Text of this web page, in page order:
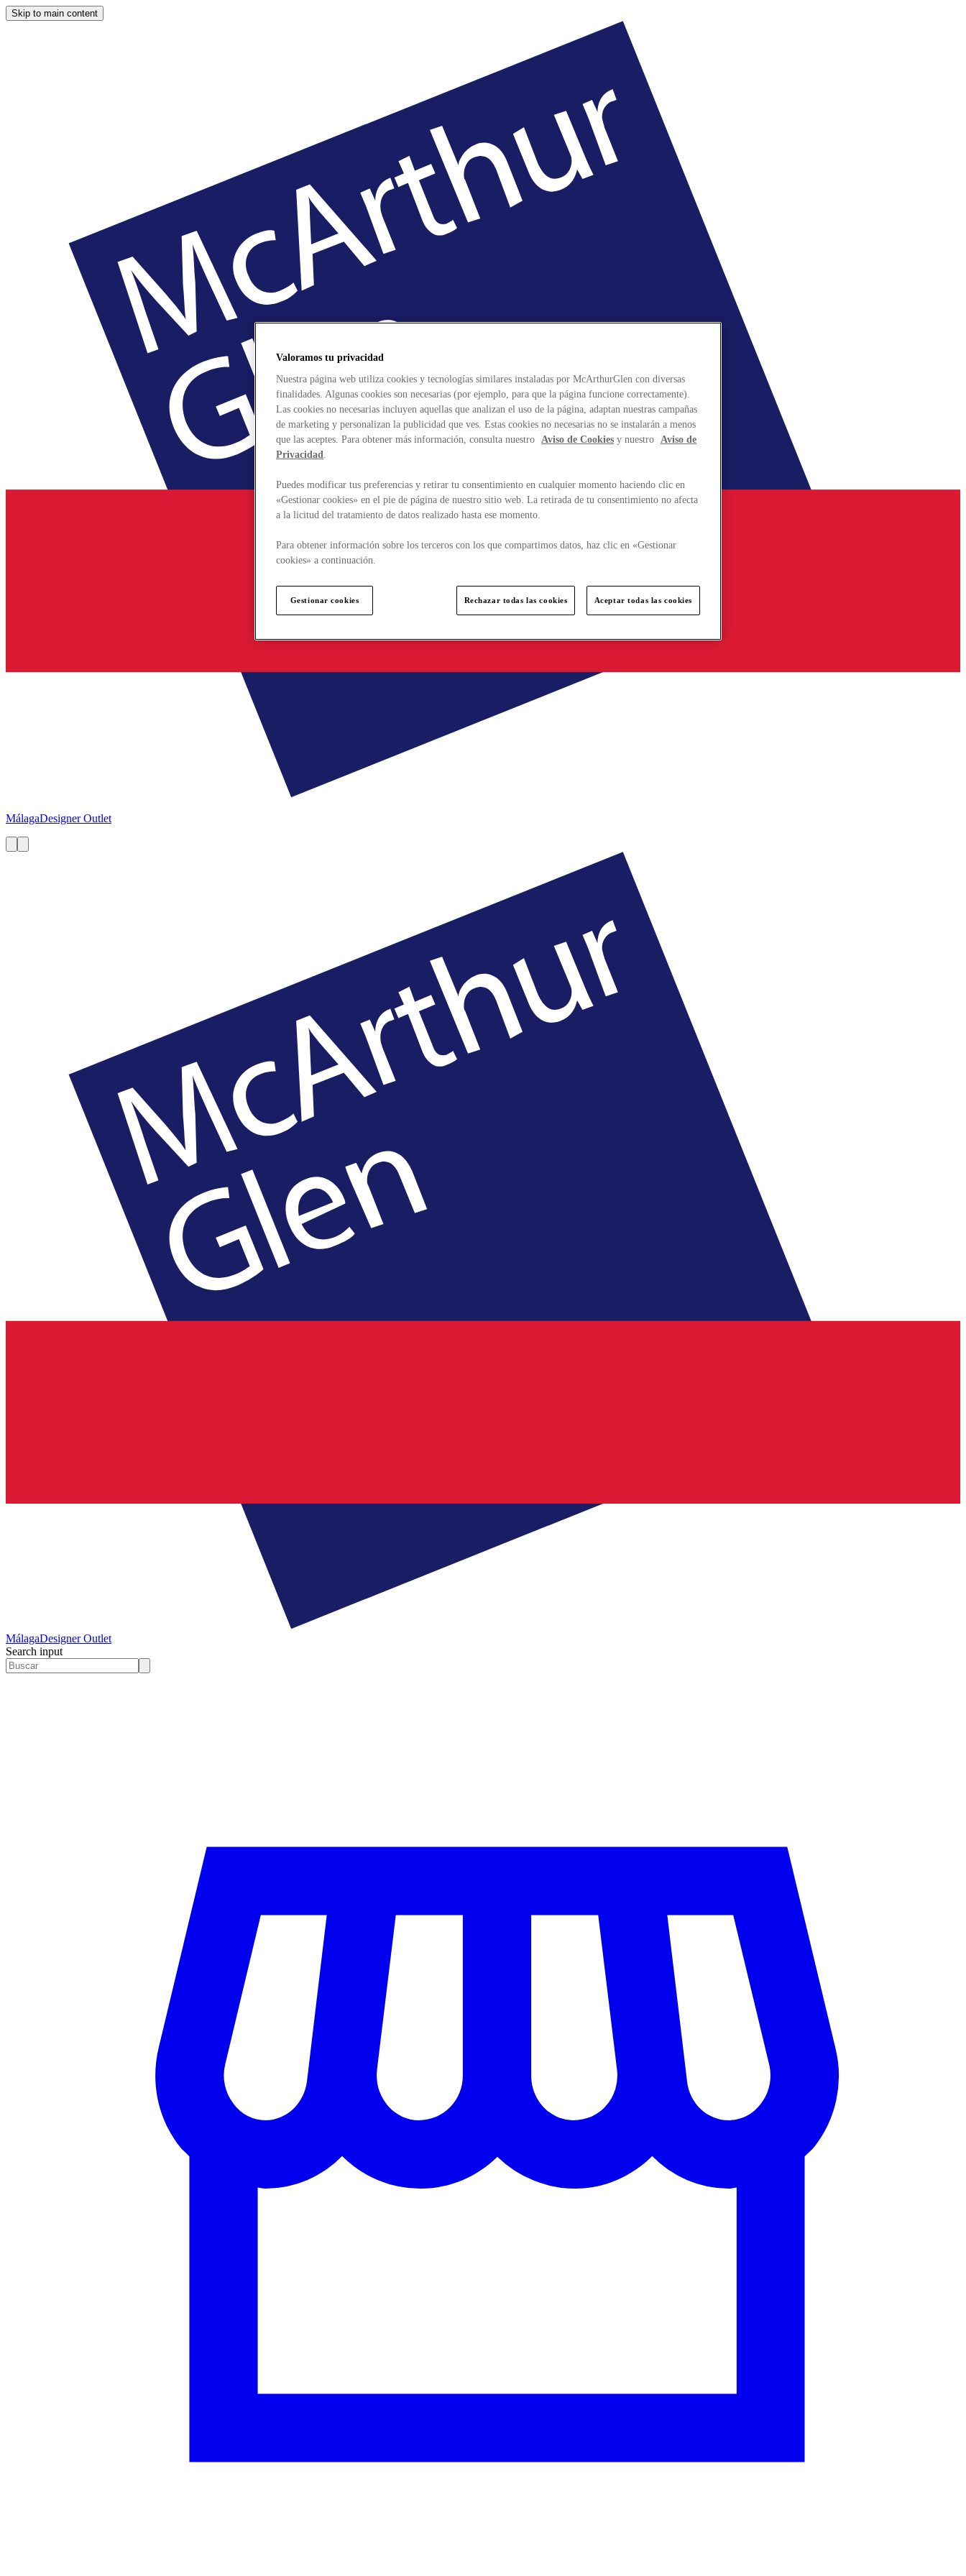
Skip to main content
MálagaDesigner Outlet
MálagaDesigner Outlet
Search input
Valoramos tu privacidad
Nuestra página web utiliza cookies y tecnologías similares instaladas por McArthurGlen con diversas
finalidades. Algunas cookies son necesarias (por ejemplo, para que la página funcione correctamente).
Las cookies no necesarias incluyen aquellas que analizan el uso de la página, adaptan nuestras campañas
de marketing y personalizan la publicidad que ves. Estas cookies no necesarias no se instalarán a menos
que las aceptes. Para obtener más información, consulta nuestro Aviso de Cookies y nuestro Aviso de
Privacidad.
Puedes modificar tus preferencias y retirar tu consentimiento en cualquier momento haciendo clic en
«Gestionar cookies» en el pie de página de nuestro sitio web. La retirada de tu consentimiento no afecta
a la licitud del tratamiento de datos realizado hasta ese momento.
Para obtener información sobre los terceros con los que compartimos datos, haz clic en «Gestionar
cookies» a continuación.
Gestionar cookies Rechazar todas las cookies Aceptar todas las cookies